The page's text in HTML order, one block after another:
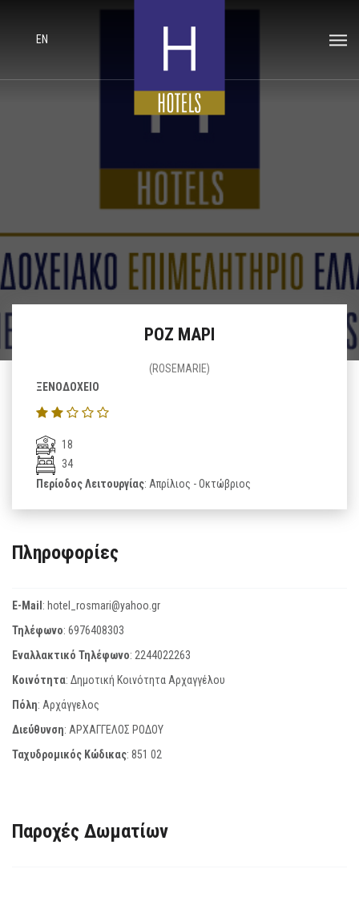
EN
ΡΟΖ ΜΑΡΙ
(ROSEMARIE)
ΞΕΝΟΔΟΧΕΙΟ
18
34
Περίοδος Λειτουργίας: Απρίλιος - Οκτώβριος
Πληροφορίες
E-Mail: hotel_rosmari@yahoo.gr
Τηλέφωνο: 6976408303
Εναλλακτικό Τηλέφωνο: 2244022263
Κοινότητα: Δημοτική Κοινότητα Αρχαγγέλου
Πόλη: Αρχάγγελος
Διεύθυνση: ΑΡΧΑΓΓΕΛΟΣ ΡΟΔΟΥ
Ταχυδρομικός Κώδικας: 851 02
Παροχές Δωματίων